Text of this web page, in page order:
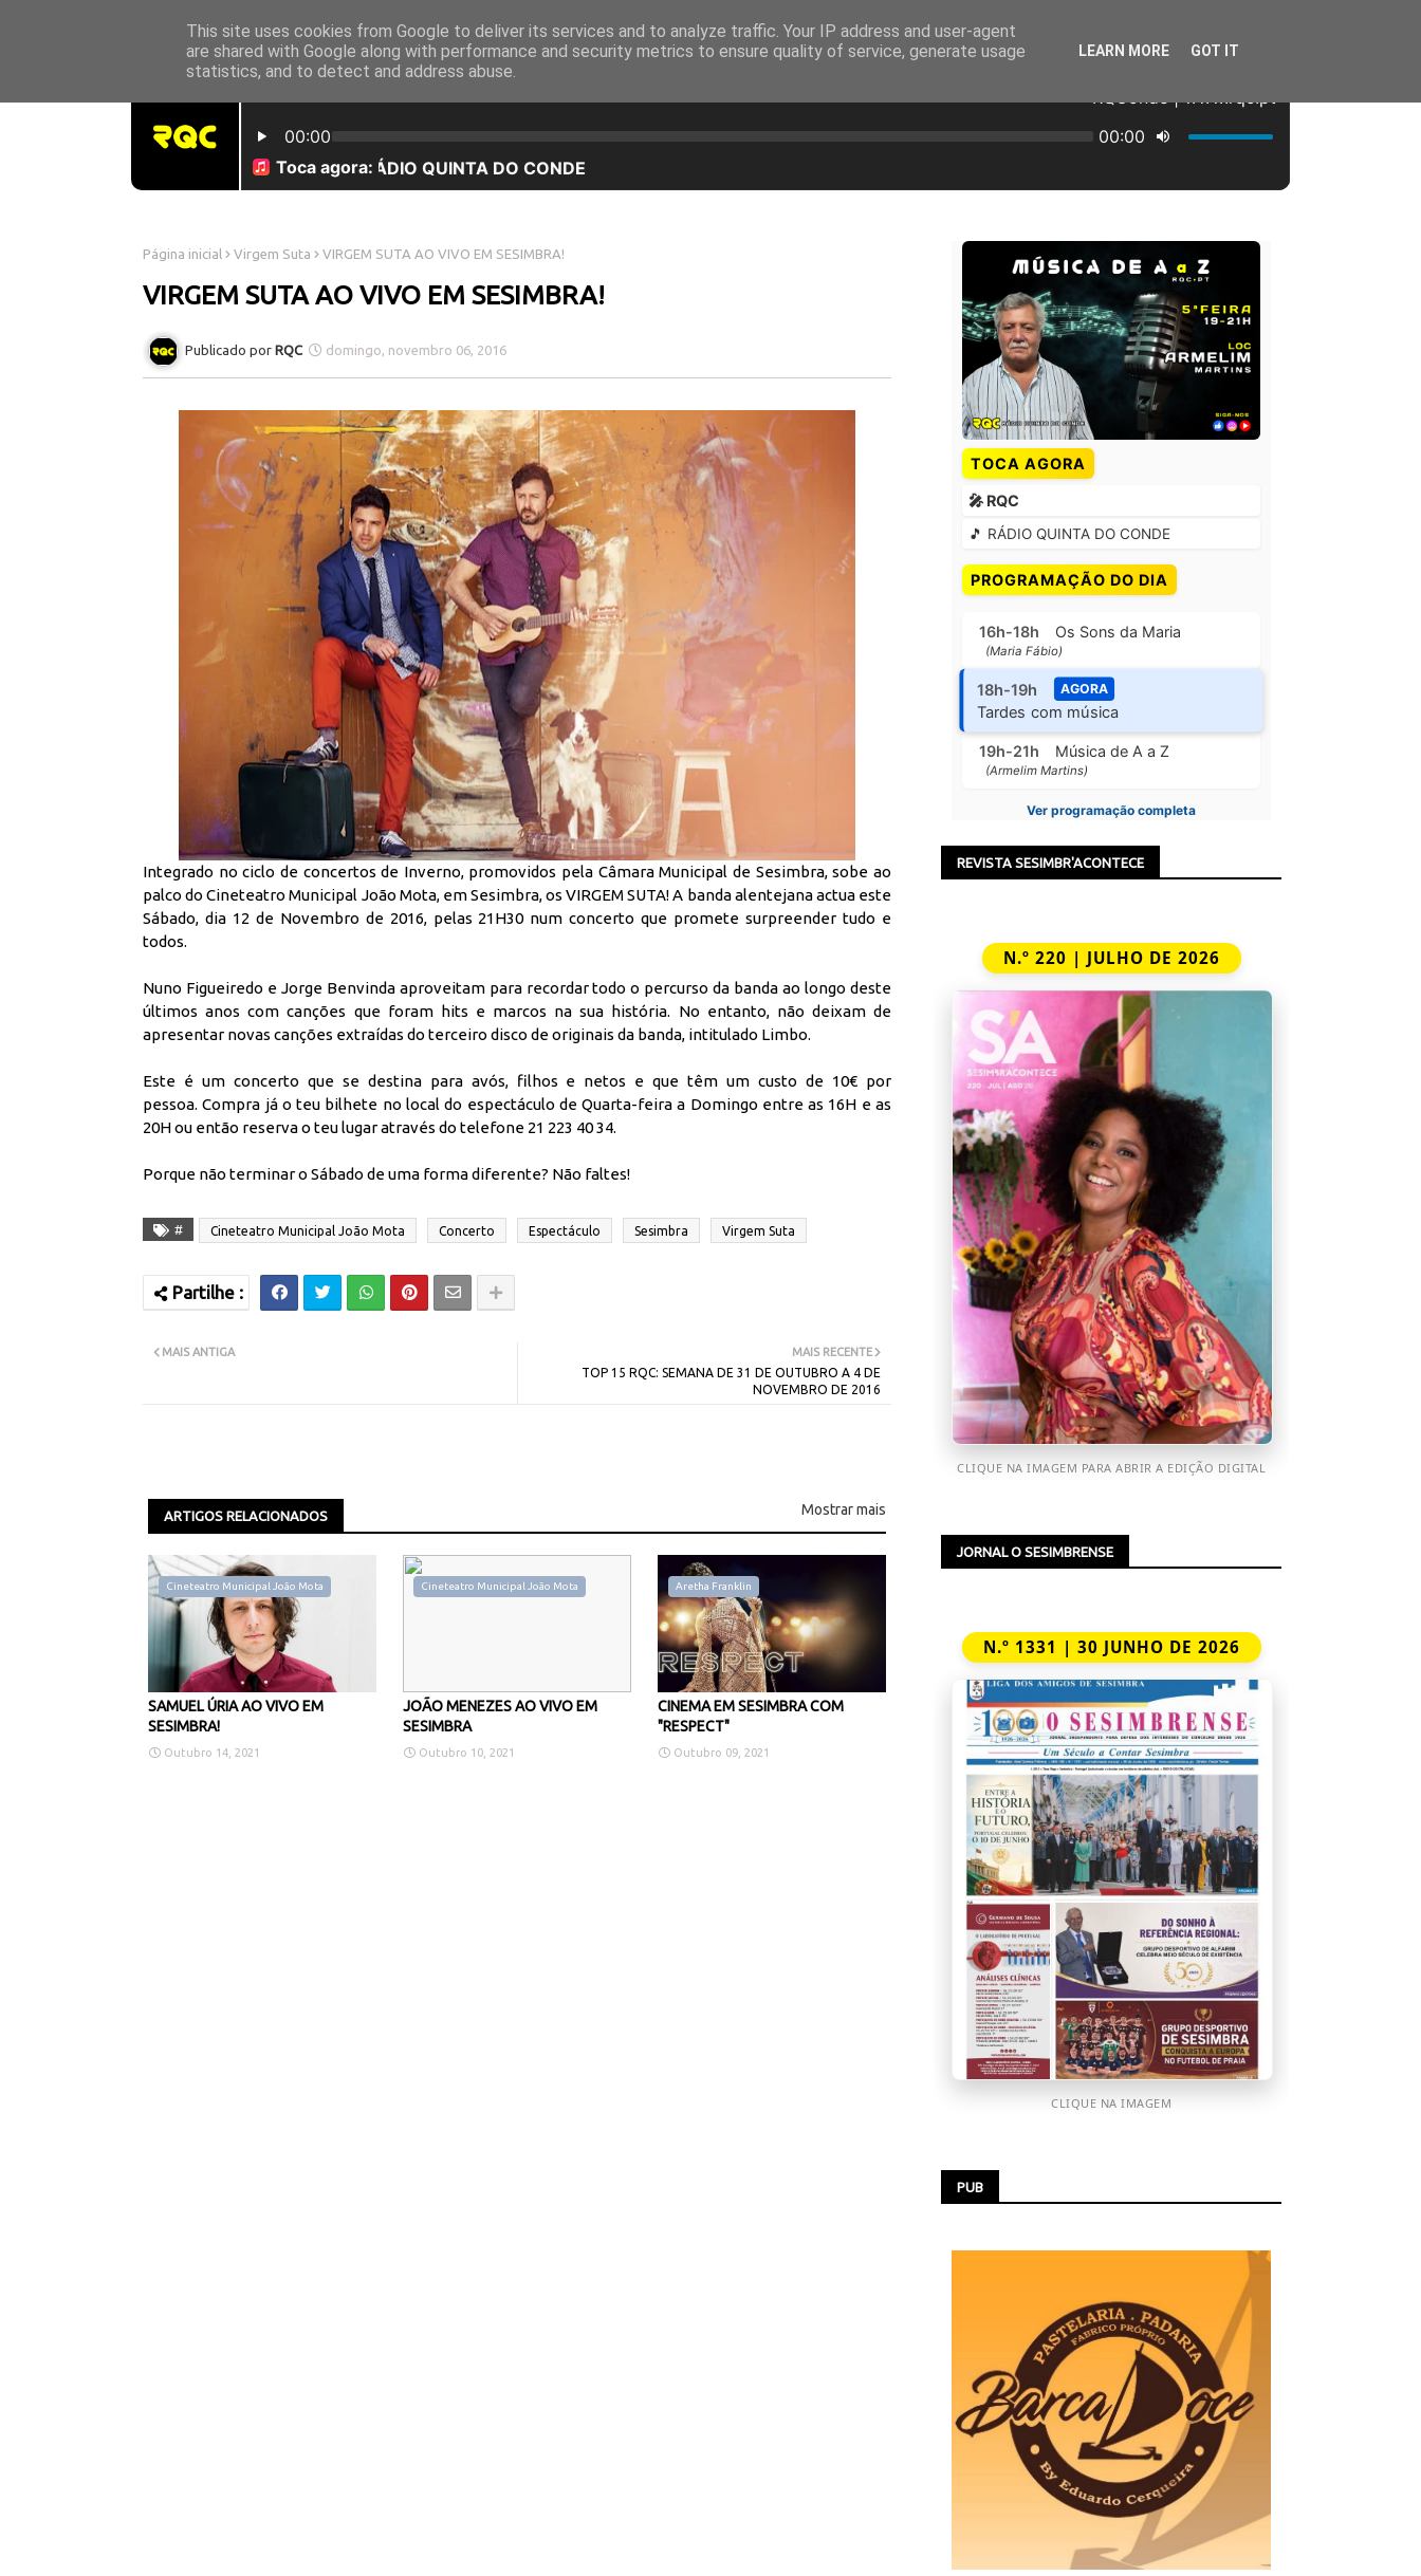
INICÍO SOBRE NÓS EQUIPA PROGRAMAÇÃO OUVIR EM DIRETO
Página inicial Virgem Suta VIRGEM SUTA AO VIVO EM SESIMBRA!
VIRGEM SUTA AO VIVO EM SESIMBRA!
RQC domingo, novembro 06, 2016
Integrado no ciclo de concertos de Inverno, promovidos pela Câmara Municipal de Sesimbra, sobe ao
palco do Cineteatro Municipal João Mota, em Sesimbra, os VIRGEM SUTA! A banda alentejana actua este
Sábado, dia 12 de Novembro de 2016, pelas 21H30 num concerto que promete surpreender tudo e
todos.
Nuno Figueiredo e Jorge Benvinda aproveitam para recordar todo o percurso da banda ao longo deste
últimos anos com canções que foram hits e marcos na sua história. No entanto, não deixam de
apresentar novas canções extraídas do terceiro disco de originais da banda, intitulado Limbo.
Este é um concerto que se destina para avós, filhos e netos e que têm um custo de 10€ por
pessoa.Compra já o teu bilhete no local do espectáculo de Quarta-feira a Domingo entre as 16H e as
20H ou então reserva o teu lugar através do telefone 21 223 40 34.
Porque não terminar o Sábado de uma forma diferente? Não faltes!
# Cineteatro Municipal João Mota Concerto Espectáculo Sesimbra Virgem Suta
MAIS RECENTE
TOP 15 RQC: SEMANA DE 31 DE OUTUBRO A 4 DE
NOVEMBRO DE 2016
MAIS ANTIGA
ARTIGOS RELACIONADOS Mostrar mais
Cineteatro Municipal João Mota
SAMUEL ÚRIA AO VIVO EM
SESIMBRA!
Outubro 14, 2021
Cineteatro Municipal João Mota
JOÃO MENEZES AO VIVO EM
SESIMBRA
Outubro 10, 2021
Aretha Franklin
CINEMA EM SESIMBRA COM
"RESPECT"
Outubro 09, 2021
TOCA AGORA
🎤 RQC
🎵 RÁDIO QUINTA DO CONDE
PROGRAMAÇÃO DO DIA
16h-18h Os Sons da Maria
(Maria Fábio)
18h-19h AGORA
Tardes com música
19h-21h Música de A a Z
(Armelim Martins)
Ver programação completa
REVISTA SESIMBR'ACONTECE
N.º 220 | JULHO DE 2026
CLIQUE NA IMAGEM PARA ABRIR A EDIÇÃO DIGITAL
JORNAL O SESIMBRENSE
N.º 1331 | 30 JUNHO DE 2026
CLIQUE NA IMAGEM
PUB
This site uses cookies from Google to deliver its services and to analyze traffic. Your IP address and user-agent
are shared with Google along with performance and security metrics to ensure quality of service, generate usage
statistics, and to detect and address abuse.
LEARN MORE GOT IT